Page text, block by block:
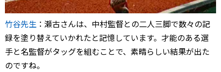
竹谷先生 ：瀬古さんは、中村監督との二人三脚で数々の記
録を塗り替えていかれたと記憶しています。才能のある選
手と名監督がタッグを組むことで、素晴らしい結果が出た
のですね。